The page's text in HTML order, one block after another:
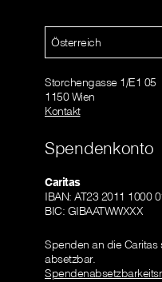
Österreich
Storchengasse 1/E1 05
1150 Wien
Kontakt
Spendenkonto
Caritas
IBAN: AT23 2011 1000
BIC: GIBAATWWXXX
Spenden an die Caritas
absetzbar.